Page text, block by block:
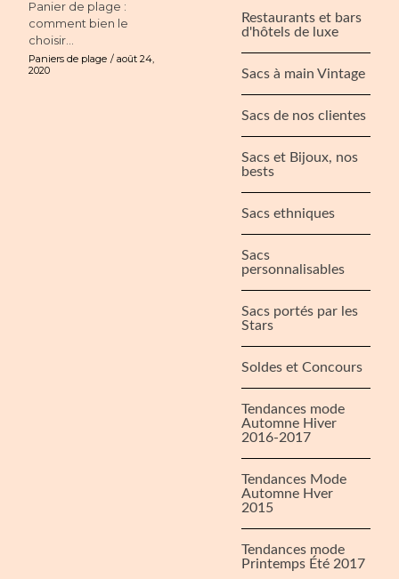
Panier de plage :
comment bien le
choisir...
Paniers de plage
août 24,
2020
Restaurants et bars
d'hôtels de luxe
Sacs à main Vintage
Sacs de nos clientes
Sacs et Bijoux, nos
bests
Sacs ethniques
Sacs
personnalisables
Sacs portés par les
Stars
Soldes et Concours
Tendances mode
Automne Hiver
2016-2017
Tendances Mode
Automne Hver
2015
Tendances mode
Printemps Été 2017